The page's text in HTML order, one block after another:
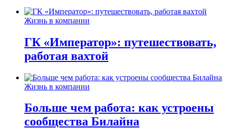
Жизнь в компании
ГК «Император»: путешествовать,
работая вахтой
Жизнь в компании
Больше чем работа: как устроены
сообщества Билайна